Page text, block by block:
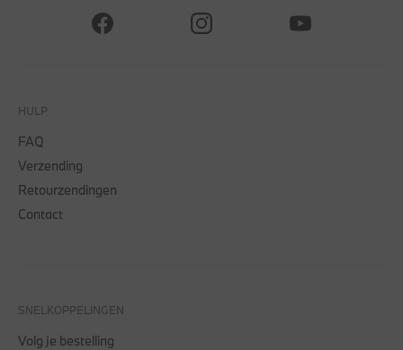
HULP
FAQ
Verzending
Retourzendingen
Contact
SNELKOPPELINGEN
Volg je bestelling